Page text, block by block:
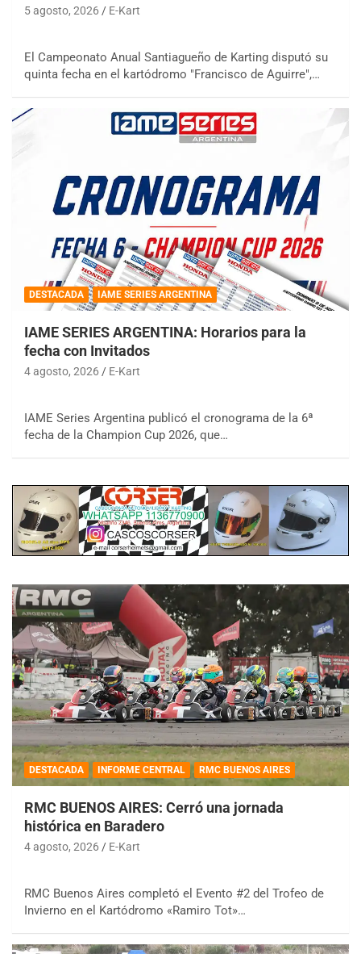
5 agosto, 2026 E-Kart
El Campeonato Anual Santiagueño de Karting disputó su
quinta fecha en el kartódromo "Francisco de Aguirre",…
DESTACADA IAME SERIES ARGENTINA
IAME SERIES ARGENTINA: Horarios para la
fecha con Invitados
4 agosto, 2026 E-Kart
IAME Series Argentina publicó el cronograma de la 6ª
fecha de la Champion Cup 2026, que…
DESTACADA INFORME CENTRAL RMC BUENOS AIRES
RMC BUENOS AIRES: Cerró una jornada
histórica en Baradero
4 agosto, 2026 E-Kart
RMC Buenos Aires completó el Evento #2 del Trofeo de
Invierno en el Kartódromo «Ramiro Tot»…